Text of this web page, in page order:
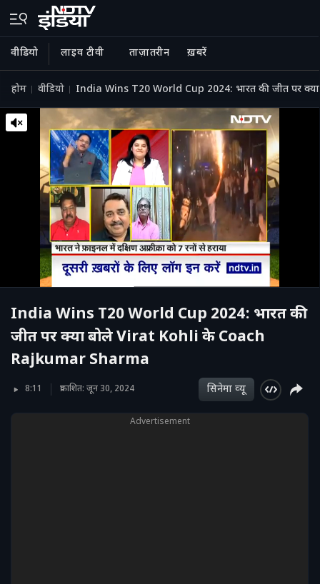
वीडियो लाइव टीवी ताज़ातरीन ख़बरें
होम वीडियो India Wins T20 World Cup 2024: भारत की जीत पर
India Wins T20 World Cup 2024: भारत की
जीत पर क्या बोले Virat Kohli के Coach
Rajkumar Sharma
8:11 प्रकाशित: जून 30, 2024 सिनेमा व्‍यू
Advertisement